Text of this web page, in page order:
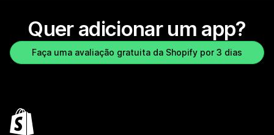
Quer adicionar um app?
Faça uma avaliação gratuita da Shopify por 3 dias